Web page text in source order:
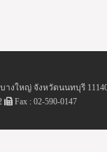
างใหญ่ จังหวัดนนทบุรี
Fax : 02-590-0147